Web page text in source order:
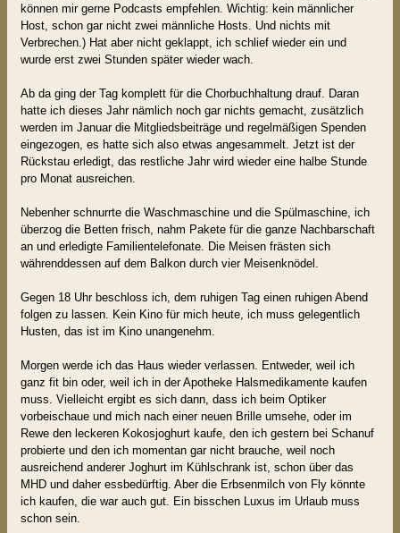
können mir gerne Podcasts empfehlen. Wichtig: kein männlicher
Host, schon gar nicht zwei männliche Hosts. Und nichts mit
Verbrechen.) Hat aber nicht geklappt, ich schlief wieder ein und
wurde erst zwei Stunden später wieder wach.
Ab da ging der Tag komplett für die Chorbuchhaltung drauf. Daran
hatte ich dieses Jahr nämlich noch gar nichts gemacht, zusätzlich
werden im Januar die Mitgliedsbeiträge und regelmäßigen Spenden
eingezogen, es hatte sich also etwas angesammelt. Jetzt ist der
Rückstau erledigt, das restliche Jahr wird wieder eine halbe Stunde
pro Monat ausreichen.
Nebenher schnurrte die Waschmaschine und die Spülmaschine, ich
überzog die Betten frisch, nahm Pakete für die ganze Nachbarschaft
an und erledigte Familientelefonate. Die Meisen frästen sich
währenddessen auf dem Balkon durch vier Meisenknödel.
Gegen 18 Uhr beschloss ich, dem ruhigen Tag einen ruhigen Abend
folgen zu lassen. Kein Kino für mich heute, ich muss gelegentlich
Husten, das ist im Kino unangenehm.
Morgen werde ich das Haus wieder verlassen. Entweder, weil ich
ganz fit bin oder, weil ich in der Apotheke Halsmedikamente kaufen
muss. Vielleicht ergibt es sich dann, dass ich beim Optiker
vorbeischaue und mich nach einer neuen Brille umsehe, oder im
Rewe den leckeren Kokosjoghurt kaufe, den ich gestern bei Schanuf
probierte und den ich momentan gar nicht brauche, weil noch
ausreichend anderer Joghurt im Kühlschrank ist, schon über das
MHD und daher essbedürftig. Aber die Erbsenmilch von Fly könnte
ich kaufen, die war auch gut. Ein bisschen Luxus im Urlaub muss
schon sein.